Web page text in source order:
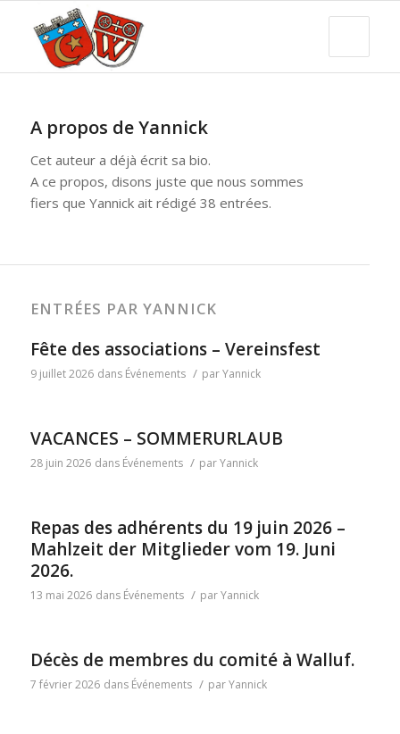
A propos deYannick
Cet auteur a déjà écrit sa bio.
A ce propos, disons juste que nous sommes
fiers que Yannickait rédigé 38 entrées.
ENTRÉES PAR YANNICK
Fête des associations – Vereinsfest
9 juillet 2026 dans Événements / parYannick
VACANCES – SOMMERURLAUB
28 juin 2026 dans Événements / parYannick
Repas des adhérents du 19 juin 2026 –
Mahlzeit der Mitglieder vom 19. Juni
2026.
13 mai 2026 dans Événements / parYannick
Décès de membres du comité à Walluf.
7 février 2026 dans Événements / parYannick